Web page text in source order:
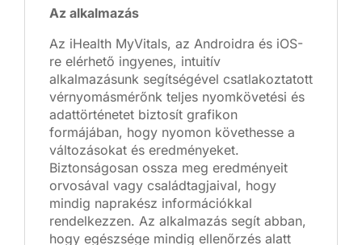
Az alkalmazás
Az iHealth MyVitals, az Androidra és iOS-
re elérhető ingyenes, intuitív
alkalmazásunk segítségével csatlakoztatott
vérnyomásmérőnk teljes nyomkövetési és
adattörténetet biztosít grafikon
formájában, hogy nyomon követhesse a
változásokat és eredményeket.
Biztonságosan ossza meg eredményeit
orvosával vagy családtagjaival, hogy
mindig naprakész információkkal
rendelkezzen. Az alkalmazás segít abban,
hogy egészsége mindig ellenőrzés alatt